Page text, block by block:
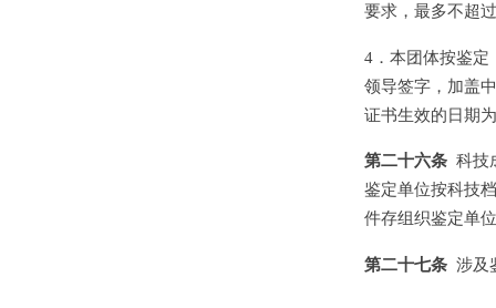
要求，最多不超
4．本团体按鉴定
领导签字，加盖
证书生效的日期
第二十六条科技
鉴定单位按科技
件存组织鉴定单
第二十七条涉及